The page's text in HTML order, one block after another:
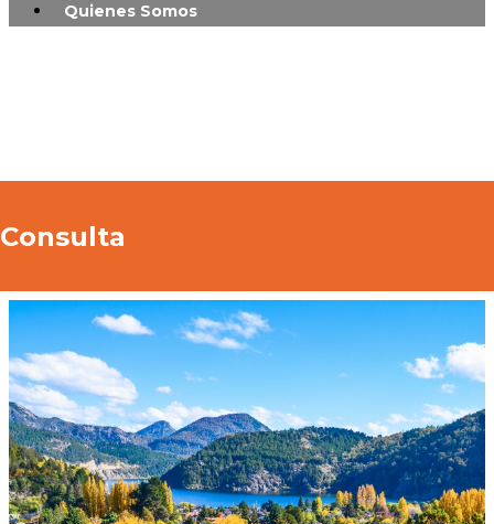
Quienes Somos
Consulta
todos los datos requeridos.